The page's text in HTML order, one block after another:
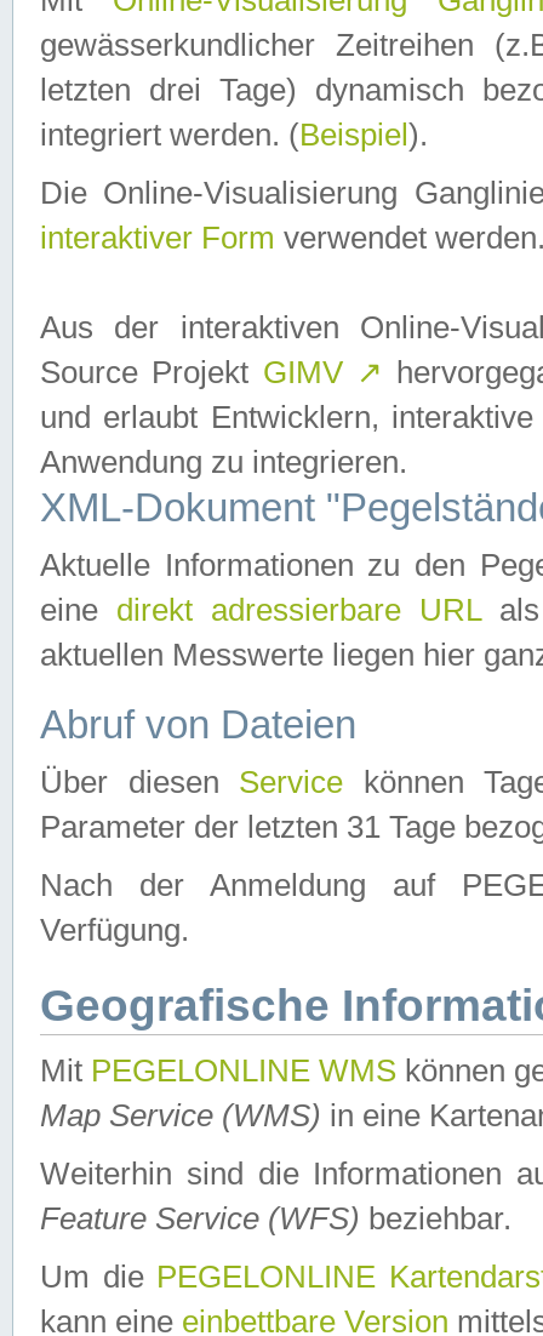
gewässerkundlicher Zeitreihen
letzten drei Tage) dynamisch
integriert werden. (Beispiel ).
Die Online-Visualisierung
interaktiver Form verwendet
Aus der interaktiven Online-
Source Projekt GIMV ↗
und erlaubt Entwicklern,
Anwendung zu integrieren.
XML-Dokument
Aktuelle Informationen zu den
eine direkt adressierbare URLals
aktuellen Messwerte liegen hier
Abruf von Dateien
Über diesen Service können
Parameter der letzten 31 Tage
Nach der Anmeldung auf
Verfügung.
Geografische
Mit PEGELONLINE WMS können
Map Service (WMS) in eine
Weiterhin sind die Informationen
Feature Service (WFS) beziehbar.
Um die PEGELONLINE
kann eine einbettbare Version